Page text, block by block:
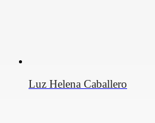
Luz Helena Caballero